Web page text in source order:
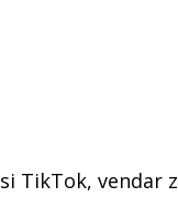
TikTok, vendar